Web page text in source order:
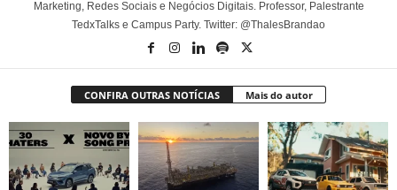
Marketing, Redes Sociais e Negócios Digitais. Professor, Palestrante
TedxTalks e Campus Party. Twitter: @ThalesBrandao
CONFIRA OUTRAS NOTÍCIAS Mais do autor